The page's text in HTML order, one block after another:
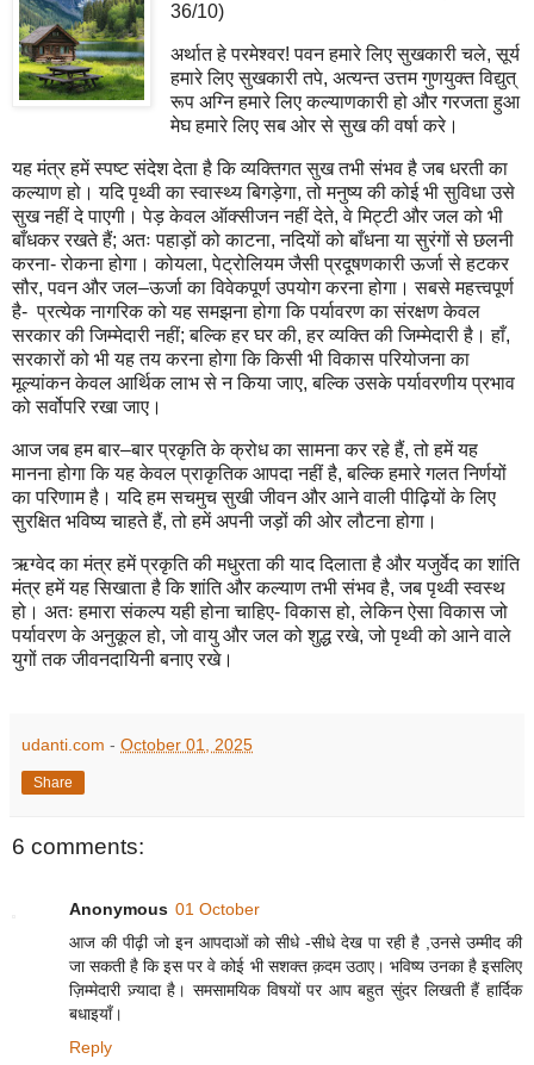
36/10)
अर्थात हे परमेश्वर! पवन हमारे लिए सुखकारी चले, सूर्य
हमारे लिए सुखकारी तपे, अत्यन्त उत्तम गुणयुक्त विद्युत्
रूप अग्नि हमारे लिए कल्याणकारी हो और गरजता हुआ
मेघ हमारे लिए सब ओर से सुख की वर्षा करे।
यह मंत्र हमें स्पष्ट संदेश देता है कि व्यक्तिगत सुख तभी संभव है जब धरती का
कल्याण हो। यदि पृथ्वी का स्वास्थ्य बिगड़ेगा, तो मनुष्य की कोई भी सुविधा उसे
सुख नहीं दे पाएगी। पेड़ केवल ऑक्सीजन नहीं देते, वे मिट्टी और जल को भी
बाँधकर रखते हैं; अतः पहाड़ों को काटना, नदियों को बाँधना या सुरंगों से छलनी
करना- रोकना होगा। कोयला, पेट्रोलियम जैसी प्रदूषणकारी ऊर्जा से हटकर
सौर, पवन और जल–ऊर्जा का विवेकपूर्ण उपयोग करना होगा। सबसे महत्त्वपूर्ण
है- प्रत्येक नागरिक को यह समझना होगा कि पर्यावरण का संरक्षण केवल
सरकार की जिम्मेदारी नहीं; बल्कि हर घर की, हर व्यक्ति की जिम्मेदारी है। हाँ,
सरकारों को भी यह तय करना होगा कि किसी भी विकास परियोजना का
मूल्यांकन केवल आर्थिक लाभ से न किया जाए, बल्कि उसके पर्यावरणीय प्रभाव
को सर्वोपरि रखा जाए।
आज जब हम बार–बार प्रकृति के क्रोध का सामना कर रहे हैं, तो हमें यह
मानना होगा कि यह केवल प्राकृतिक आपदा नहीं है, बल्कि हमारे गलत निर्णयों
का परिणाम है। यदि हम सचमुच सुखी जीवन और आने वाली पीढ़ियों के लिए
सुरक्षित भविष्य चाहते हैं, तो हमें अपनी जड़ों की ओर लौटना होगा।
ऋग्वेद का मंत्र हमें प्रकृति की मधुरता की याद दिलाता है और यजुर्वेद का शांति
मंत्र हमें यह सिखाता है कि शांति और कल्याण तभी संभव है, जब पृथ्वी स्वस्थ
हो। अतः हमारा संकल्प यही होना चाहिए- विकास हो, लेकिन ऐसा विकास जो
पर्यावरण के अनुकूल हो, जो वायु और जल को शुद्ध रखे, जो पृथ्वी को आने वाले
युगों तक जीवनदायिनी बनाए रखे।
udanti.com - October 01, 2025
Share
6 comments:
Anonymous 01 October
आज की पीढ़ी जो इन आपदाओं को सीधे -सीधे देख पा रही है ,उनसे उम्मीद की
जा सकती है कि इस पर वे कोई भी सशक्त क़दम उठाए। भविष्य उनका है इसलिए
ज़िम्मेदारी ज़्यादा है। समसामयिक विषयों पर आप बहुत सुंदर लिखती हैं हार्दिक
बधाइयाँ।
Reply